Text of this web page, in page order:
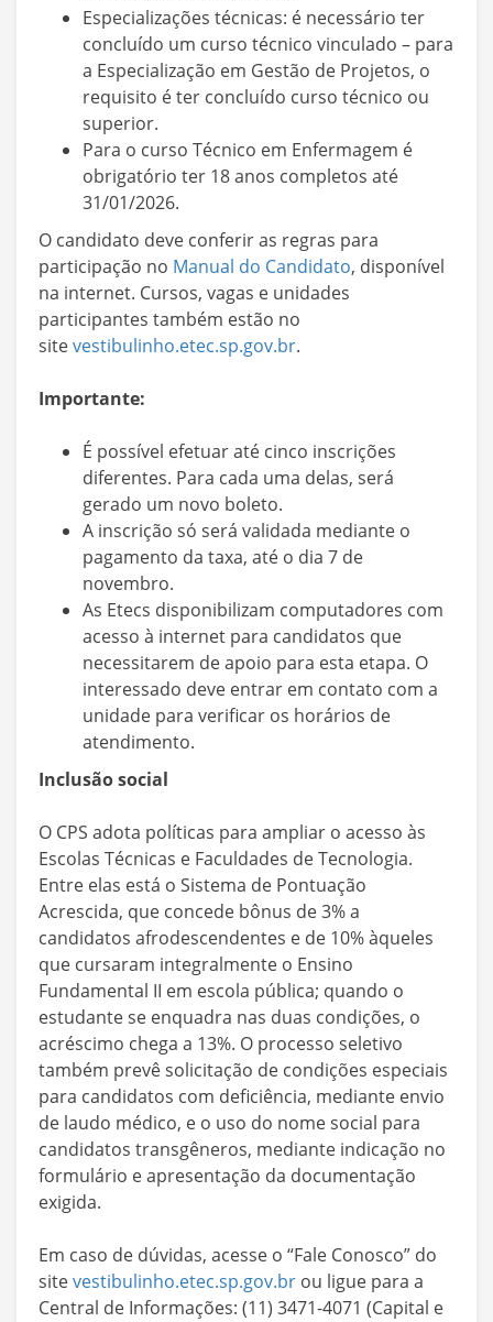
Especializações técnicas: é necessário ter
concluído um curso técnico vinculado – para
a Especialização em Gestão de Projetos, o
requisito é ter concluído curso técnico ou
superior.
Para o curso Técnico em Enfermagem é
obrigatório ter 18 anos completos até
31/01/2026.
O candidato deve conferir as regras para
participação no Manual do Candidato, disponível
na internet. Cursos, vagas e unidades
participantes também estão no
sitevestibulinho.etec.sp.gov.br.
Importante:
É possível efetuar até cinco inscrições
diferentes. Para cada uma delas, será
gerado um novo boleto.
A inscrição só será validada mediante o
pagamento da taxa, até o dia 7 de
novembro.
As Etecs disponibilizam computadores com
acesso à internet para candidatos que
necessitarem de apoio para esta etapa. O
interessado deve entrar em contato com a
unidade para verificar os horários de
atendimento.
Inclusão social
O CPS adota políticas para ampliar o acesso às
Escolas Técnicas e Faculdades de Tecnologia.
Entre elas está o Sistema de Pontuação
Acrescida, que concede bônus de 3% a
candidatos afrodescendentes e de 10% àqueles
que cursaram integralmente o Ensino
Fundamental II em escola pública; quando o
estudante se enquadra nas duas condições, o
acréscimo chega a 13%. O processo seletivo
também prevê solicitação de condições especiais
para candidatos com deficiência, mediante envio
de laudo médico, e o uso do nome social para
candidatos transgêneros, mediante indicação no
formulário e apresentação da documentação
exigida.
Em caso de dúvidas, acesse o “Fale Conosco” do
sitevestibulinho.etec.sp.gov.br ou ligue para a
Central de Informações: (11) 3471-4071 (Capital e